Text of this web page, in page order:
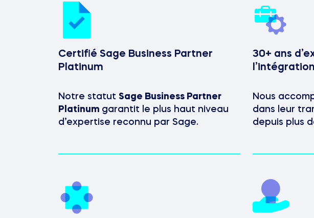
Certifié Sage Business Partner
Platinum
Notre statut Sage Business Partner
Platinum garantit le plus haut niveau
d’expertise reconnu par Sage.
30+ ans
l’intégration
Nous
dans leur
depuis plus